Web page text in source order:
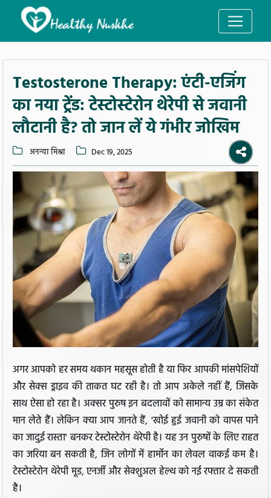
Testosterone Therapy: एंटी-एजिंग
का नया ट्रेंड: टेस्टोस्टेरोन थेरेपी से जवानी
लौटानी है? तो जान लें ये गंभीर जोखिम
अनन्या मिश्रा Dec 19, 2025
अगर आपको हर समय थकान महसूस होती है या फिर आपकी मांसपेशियों
और सेक्स ड्राइव की ताकत घट रही है। तो आप अकेले नहीं हैं, जिसके
साथ ऐसा हो रहा है। अक्सर पुरुष इन बदलावों को सामान्य उम्र का संकेत
मान लेते हैं। लेकिन क्या आप जानते हैं, 'खोई हुई जवानी को वापस पाने
का जादुई रास्ता' बनकर टेस्टोस्टेरोन थेरेपी है। यह उन पुरुषों के लिए राहत
का जरिया बन सकती है, जिन लोगों में हार्मोन का लेवल वाकई कम है।
टेस्टोस्टेरोन थेरेपी मूड, एनर्जी और सेक्शुअल हेल्थ को नई रफ्तार दे सकती
है।